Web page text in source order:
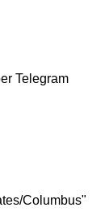
Telegram
Columbus"